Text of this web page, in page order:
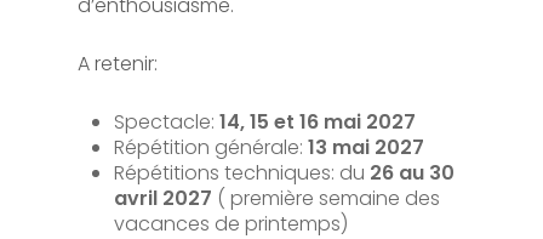
A retenir:
Spectacle: 14, 15 et 16 mai 2027
Répétition générale: 13 mai 2027
Répétitions techniques: du 26 au 30
avril 2027 ( première semaine des
vacances de printemps)